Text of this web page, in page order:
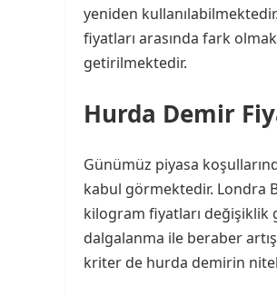
yeniden
fiyatları arasında fark
getirilmektedir.
Hurda Demir
Günümüz piyasa
kabul görmektedir. Londra
kilogram fiyatları değişiklik
dalgalanma ile beraber
kriter de hurda demirin